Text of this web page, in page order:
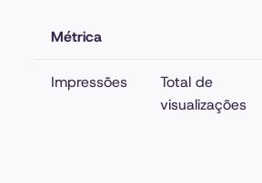
Métrica
Impressões
Total de
visualizações